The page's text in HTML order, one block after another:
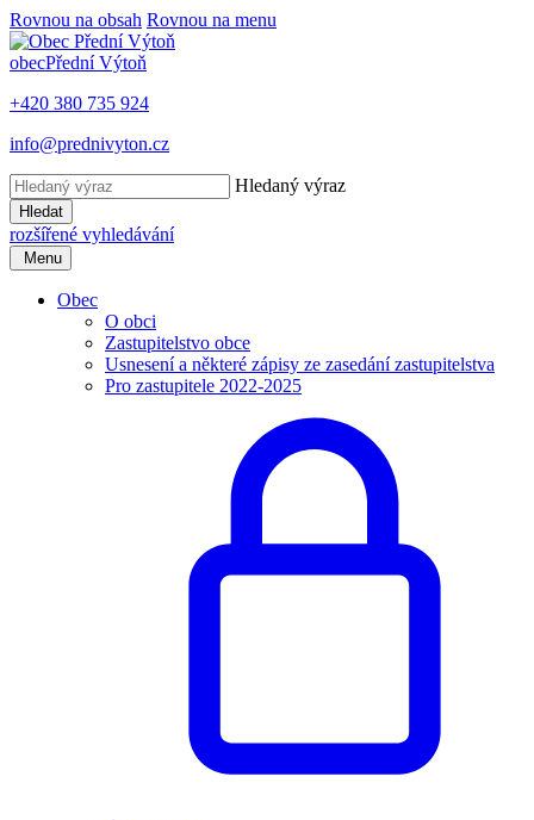
Rovnou na obsah Rovnou na menu
obecPřední Výtoň
+420 380 735 924
info@prednivyton.cz
Hledaný výraz
Hledat
rozšířené vyhledávání
Menu
Obec
O obci
Zastupitelstvo obce
Usnesení a některé zápisy ze zasedání zastupitelstva
Pro zastupitele 2022-2025